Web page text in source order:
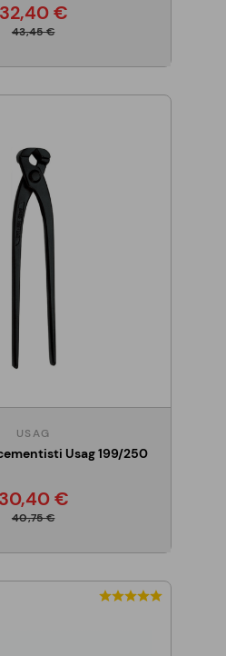
32,40 €
43,45 €
USAG
Usag 199/250
30,40 €
40,75 €